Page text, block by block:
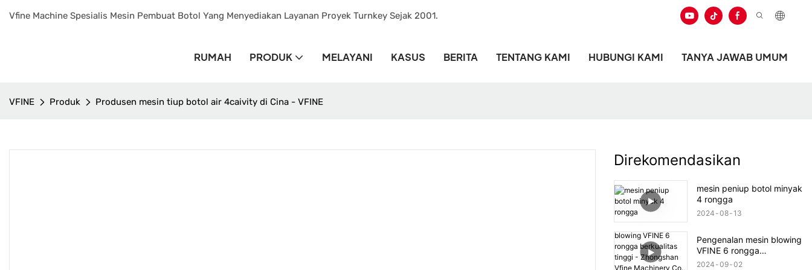
Vfine Machine Spesialis Mesin Pembuat Botol Yang Menyediakan Layanan Proyek Turnkey Sejak 2001.
RUMAH PRODUK MELAYANI KASUS BERITA TENTANG KAMI HUBUNGI KAMI TANYA JAWAB UMUM
VFINE Produk Produsen mesin tiup botol air 4caivity di Cina - VFINE
Direkomendasikan
mesin peniup botol minyak
4 rongga
2024 08 13
Pengenalan mesin blowing
VFINE 6 rongga
berkualitas tinggi -
2024 09 02